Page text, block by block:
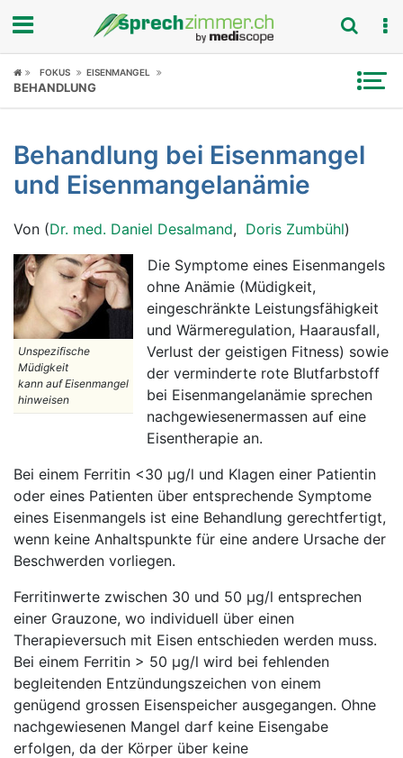
Fokus
Symptome
Ratgeber
Rubriken
FOKUS EISENMANGEL
BEHANDLUNG
Behandlung bei Eisenmangel
und Eisenmangelanämie
Von (Dr. med. Daniel Desalmand, Doris Zumbühl)
Unspezifische
Müdigkeit
kann auf Eisenmangel
hinweisen
Die Symptome eines Eisenmangels
ohne Anämie (Müdigkeit,
eingeschränkte Leistungsfähigkeit
und Wärmeregulation, Haarausfall,
Verlust der geistigen Fitness) sowie
der verminderte rote Blutfarbstoff
bei Eisenmangelanämie sprechen
nachgewiesenermassen auf eine
Eisentherapie an.
Bei einem Ferritin <30 µg/l und Klagen einer Patientin
oder eines Patienten über entsprechende Symptome
eines Eisenmangels ist eine Behandlung gerechtfertigt,
wenn keine Anhaltspunkte für eine andere Ursache der
Beschwerden vorliegen.
Ferritinwerte zwischen 30 und 50 µg/l entsprechen
einer Grauzone, wo individuell über einen
Therapieversuch mit Eisen entschieden werden muss.
Bei einem Ferritin > 50 µg/l wird bei fehlenden
begleitenden Entzündungszeichen von einem
genügend grossen Eisenspeicher ausgegangen. Ohne
nachgewiesenen Mangel darf keine Eisengabe
erfolgen, da der Körper über keine